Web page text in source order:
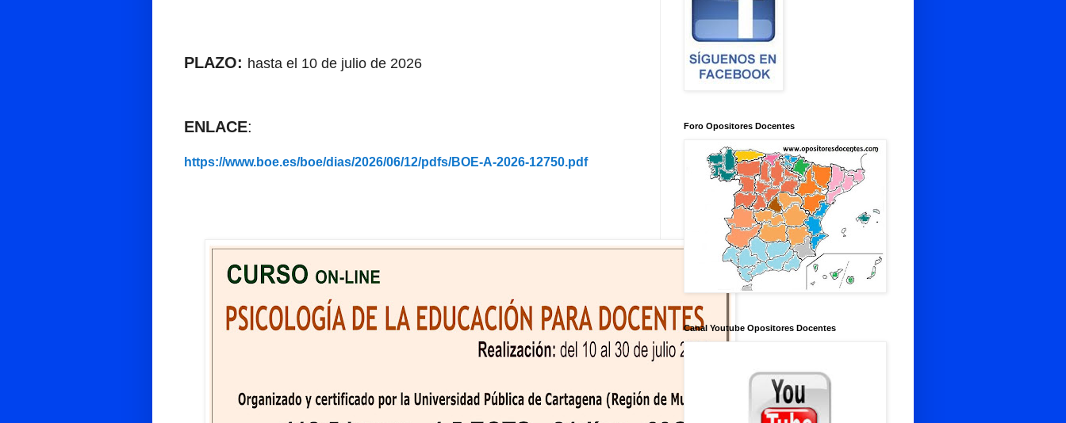
PLAZO: hasta el 10 de julio de 2026
ENLACE:
https://www.boe.es/boe/dias/2026/06/12/pdfs/BOE-A-2026-12750.pdf
Foro Opositores Docentes
Canal Youtube Opositores Docentes